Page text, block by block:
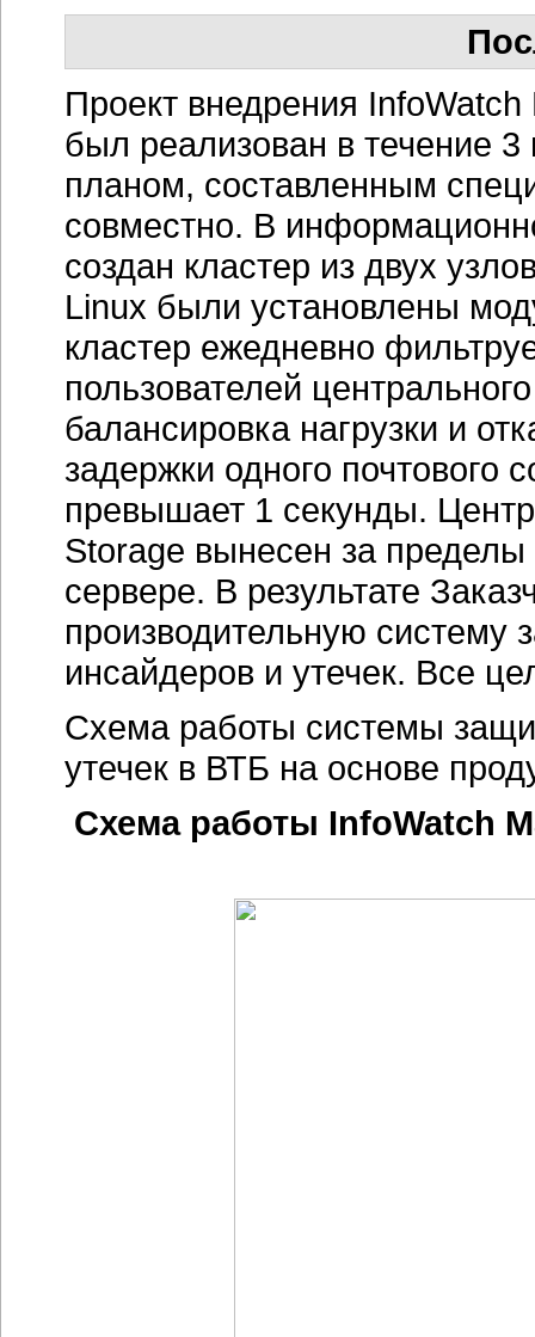
Проект внедрения
был реализован в течение
планом, составленным
совместно. В
создан кластер из двух
Linux были установлены
кластер ежедневно
пользователей
балансировка нагрузки и
задержки одного почтового
превышает 1 секунды.
Storage вынесен за
сервере. В результате
производительную систему
инсайдеров и утечек. Все
Схема работы системы
утечек в ВТБ на основе
Схема работы InfoWatch